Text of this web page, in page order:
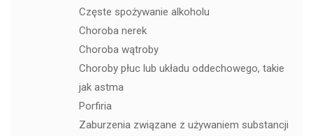
Częste spożywanie alkoholu
Choroba nerek
Choroba wątroby
Choroby płuc lub układu oddechowego, takie
jak astma
Porfiria
Zaburzenia związane z używaniem substancji